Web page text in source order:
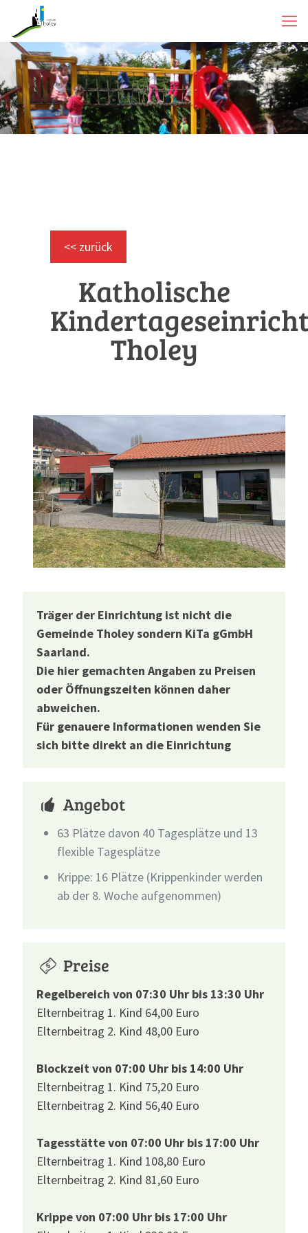
<< zurück
Katholische
Tholey
Träger der Einrichtung ist nicht die
Gemeinde Tholey sondern KiTa gGmbH
Saarland.
Die hier gemachten Angaben zu Preisen
oder Öffnungszeiten können daher
abweichen.
Für genauere Informationen wenden Sie
sich bitte direkt an die Einrichtung
Angebot
63 Plätze davon 40 Tagesplätze und 13
flexible Tagesplätze
Krippe: 16 Plätze (Krippenkinder werden
ab der 8. Woche aufgenommen)
Preise
Regelbereich von 07:30 Uhr bis 13:30 Uhr
Elternbeitrag 1. Kind 64,00 Euro
Elternbeitrag 2. Kind 48,00 Euro
Blockzeit von 07:00 Uhr bis 14:00 Uhr
Elternbeitrag 1. Kind 75,20 Euro
Elternbeitrag 2. Kind 56,40 Euro
Tagesstätte von 07:00 Uhr bis 17:00 Uhr
Elternbeitrag 1. Kind 108,80 Euro
Elternbeitrag 2. Kind 81,60 Euro
Krippe von 07:00 Uhr bis 17:00 Uhr